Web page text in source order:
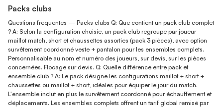
Packs clubs
Questions fréquentes — Packs clubs Q: Que contient un pack club complet
? A: Selon la configuration choisie, un pack club regroupe par joueur
maillot match, short et chaussettes assorties (pack 3 pièces), avec option
survêtement coordonné veste + pantalon pour les ensembles complets.
Personnalisable au nom et numéro des joueurs, sur devis, sur les pièces
concernées. Flocage sur devis. Q: Quelle différence entre pack et
ensemble club ? A: Le pack désigne les configurations maillot + short +
chaussettes ou maillot + short, idéales pour équiper le jour du match.
L'ensemble inclut en plus le survêtement coordonné pour échauffement et
déplacements. Les ensembles complets offrent un tarif global remisé par